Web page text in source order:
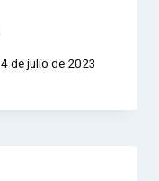
4 de julio de 2023